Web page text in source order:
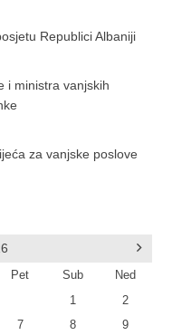
Republici Albaniji
i ministra vanjskih
za vanjske poslove
Pet Sub Ned
1
2
7 8
9